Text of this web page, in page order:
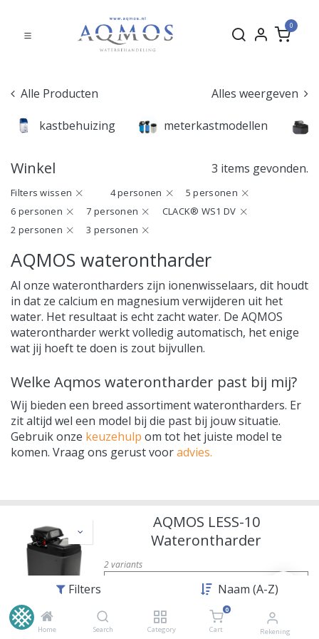
Filters Naam (A-Z)
Home Search Category
0
Cart Rekening
0
Alle Producten Alles weergeven
kastbehuizing meterkastmodellen
Winkel 3 items gevonden.
Filters wissen 4 personen
5 personen
6 personen
7 personen
CLACK® WS1 DV
2 personen
3 personen
AQMOS waterontharder
Al onze waterontharders zijn ionenwisselaars, dit houdt
in dat ze calcium en magnesium verwijderen uit het
water. Het resultaat is echt zacht water. De AQMOS
waterontharder werkt volledig automatisch, het enige
wat jij hoeft te doen is zout bijvullen.
Welke Aqmos waterontharder past bij mij?
Wij bieden een breed assortiment waterontharders. Er
zit altijd wel een model bij die past bij jouw situatie.
Gebruik onze keuzehulp om tot het juiste model te
komen. Vraag ons gerust vooradvies.
AQMOS LESS-10
Waterontharder
2variants
Reference:
Merk
Ecosoft